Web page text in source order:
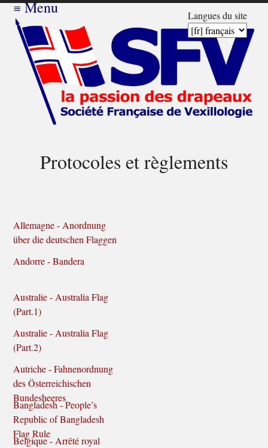
Langues du site
≡Menu
Protocoles et règlements
Allemagne - Anordnung
über die deutschen Flaggen
Andorre - Bandera
Australie - Australia Flag
(Part.1)
Australie - Australia Flag
(Part.2)
Autriche - Fahnenordnung
des Österreichischen
Bundesheeres
Bangladesh - People’s
Republic of Bangladesh
Flag Rule
Belgique - Arrêté royal